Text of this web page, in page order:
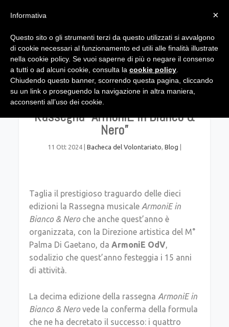
Al via la X edizione della
Rassegna “ArmoniE in Bianco &
Nero”
11 Ott 2024 Bacheca del Volontariato, Blog
Taglia il prestigioso traguardo delle dieci
edizioni la Rassegna musicale ArmoniE in
Bianco & Nero che anche quest’anno è
organizzata, con la Direzione artistica del M°
Palma Di Gaetano, daArmoniE OdV,
sodalizio che quest’anno festeggia i 15 anni
di attività.
La decima edizione della rassegna ArmoniE in
Bianco & Nero vede la conferma della formula
che ne ha decretato il successo: i quattro
×
Informativa
Questo sito o gli strumenti terzi da questo utilizzati si avvalgono
di cookie necessari al funzionamento ed utili alle finalità illustrate
nella cookie policy. Se vuoi saperne di più o negare il consenso
a tutti o ad alcuni cookie, consulta la cookie policy.
Chiudendo questo banner, scorrendo questa pagina, cliccando
su un link o proseguendo la navigazione in altra maniera,
acconsenti all’uso dei cookie.